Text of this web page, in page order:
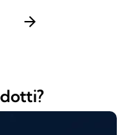
arrow_forward